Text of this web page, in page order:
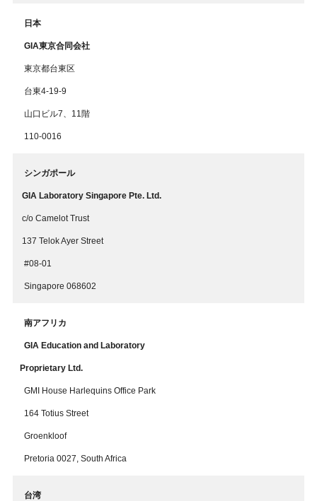
日本
GIA東京合同会社
東京都台東区
台東4-19-9
山口ビル7、11階
110-0016
シンガポール
GIA Laboratory Singapore Pte. Ltd.
c/o Camelot Trust
137 Telok Ayer Street
#08-01
Singapore 068602
南アフリカ
GIA Education and Laboratory
Proprietary Ltd.
GMI House Harlequins Office Park
164 Totius Street
Groenkloof
Pretoria 0027, South Africa
台湾